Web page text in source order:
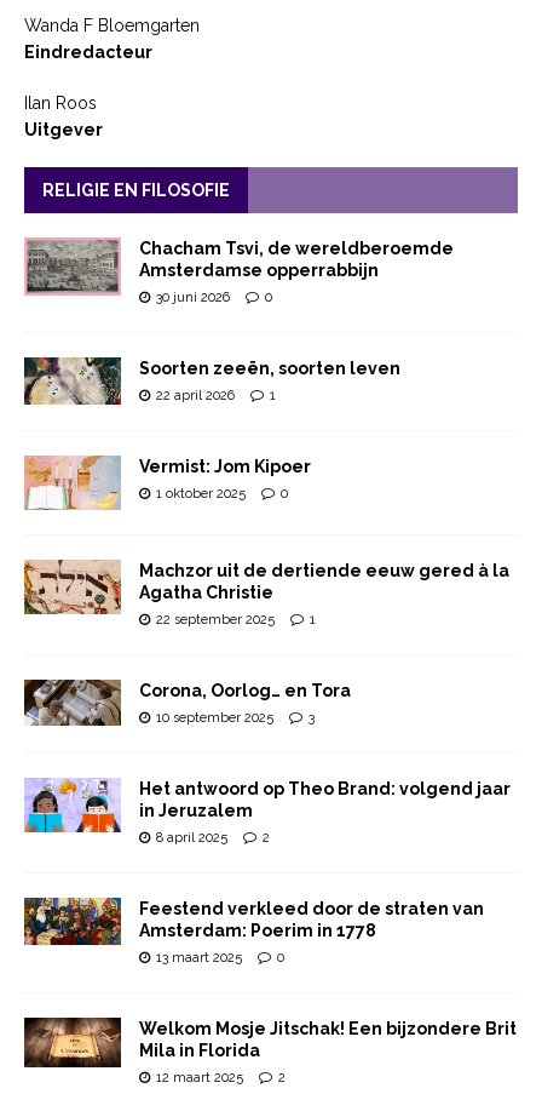
Wanda F Bloemgarten
Eindredacteur
Ilan Roos
Uitgever
RELIGIE EN FILOSOFIE
Chacham Tsvi, de wereldberoemde
Amsterdamse opperrabbijn
30 juni 2026 0
Soorten zeeën, soorten leven
22 april 2026 1
Vermist: Jom Kipoer
1 oktober 2025 0
Machzor uit de dertiende eeuw gered à la
Agatha Christie
22 september 2025 1
Corona, Oorlog… en Tora
10 september 2025 3
Het antwoord op Theo Brand: volgend jaar
in Jeruzalem
8 april 2025 2
Feestend verkleed door de straten van
Amsterdam: Poerim in 1778
13 maart 2025 0
Welkom Mosje Jitschak! Een bijzondere Brit
Mila in Florida
12 maart 2025 2